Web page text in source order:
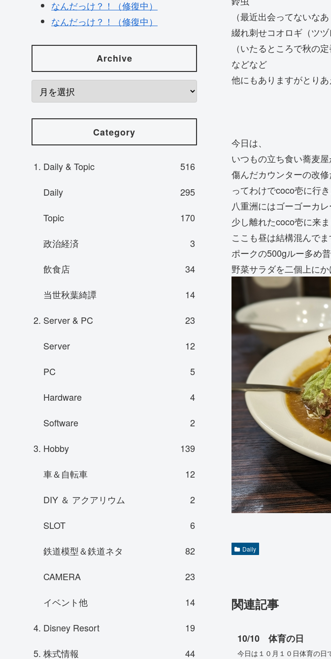
（最近出会ってないなあ
綴れ刺せコオロギ（ツヅ
（いたるところで秋の定
などなど
他にもありますがとりあ
今日は、
いつもの立ち食い蕎麦屋
傷んだカウンターの改修
ってわけでcoco壱に行き
八重洲にはゴーゴーカ
少し離れたcoco壱に来ま
ここも昼は結構混んで
ポークの500gルー多め
野菜サラダを二個上にか
Daily
関連記事
10/10 体育の日
今日は１０月１０日体育の日
なんだっけ？！（修復中）
なんだっけ？！（修復中）
Archive
Category
1. Daily & Topic
516
Daily
295
Topic
170
政治経済
3
飲食店
34
当世秋葉綺譚
14
2. Server & PC
23
Server
12
PC
5
Hardware
4
Software
2
3. Hobby
139
車＆自転車
12
DIY ＆ アクアリウム
2
SLOT
6
鉄道模型＆鉄道ネタ
82
CAMERA
23
イベント他
14
4. Disney Resort
19
5. 株式情報
44